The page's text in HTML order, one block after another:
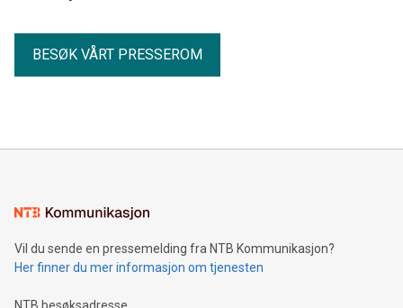
BESØK VÅRT PRESSEROM
Vil du sende en pressemelding fra NTB Kommunikasjon?
Her finner du mer informasjon om tjenesten